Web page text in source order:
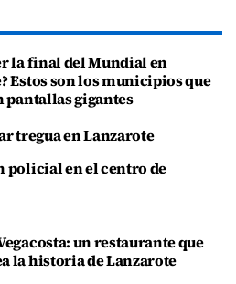
la final del Mundial en
Estos son los municipios que
gigantes
tregua en Lanzarote
policial en el centro de
un restaurante que
la historia de Lanzarote